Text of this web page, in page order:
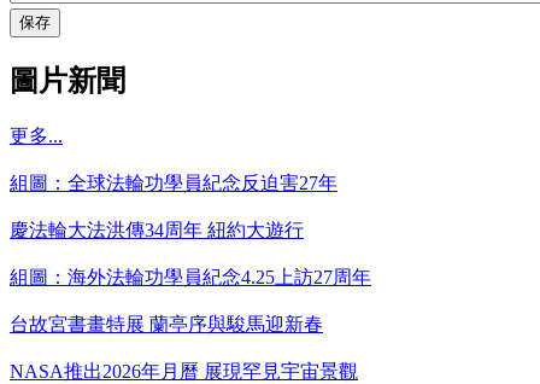
保存
圖片新聞
更多...
組圖：全球法輪功學員紀念反迫害27年
慶法輪大法洪傳34周年 紐約大遊行
組圖：海外法輪功學員紀念4.25上訪27周年
台故宮書畫特展 蘭亭序與駿馬迎新春
NASA推出2026年月曆 展現罕見宇宙景觀